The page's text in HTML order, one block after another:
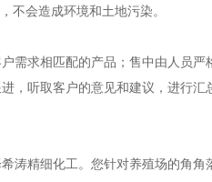
不会造成环境和土地污染。
求相匹配的产品；售中由人员严
，听取客户的意见和建议，进行汇
精细化工。您针对养殖场的角角